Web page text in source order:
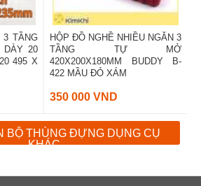
3 TẦNG
DÀY 20
495 X
HỘP ĐỒ NGHỀ NHIỀU NGĂN 3
TẦNG TỰ MỞ
420X200X180MM BUDDY B-
422 MẦU ĐỎ XÁM
350 000 VND
BỘ THÙNG ĐỰNG DỤNG CỤ
KHÁC